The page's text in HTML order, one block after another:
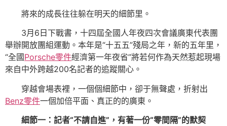
將來的成長往往躲在明天的細節里。
3月6日下戰書，十四屆全國人年夜四次會議廣東代表團
舉辦開放團組運動。本年是“十五五”殘局之年，新的五年里，
“全國Porsche零件經濟第一年夜省”將若何作為天然惹起現場
來自中外跨越200名記者的追蹤關心。
穿越會場表裡，一個個細節中，卻于無聲處，折射出
Benz零件一個加倍平面、真正的的廣東。
細節一：記者“不請自進”，有著一份“零間隔”的默契